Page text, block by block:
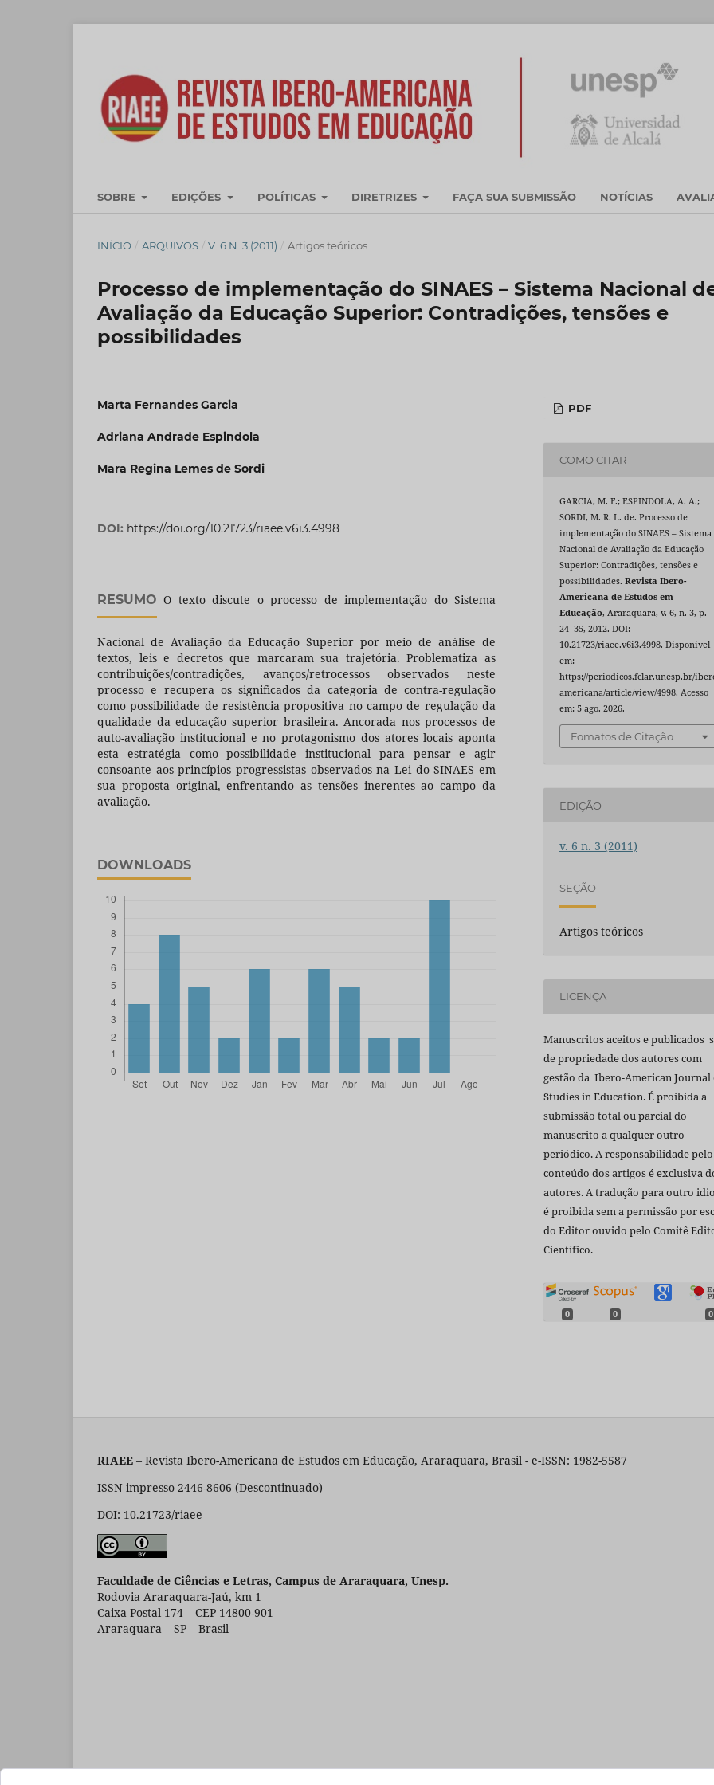
SOBRE EDIÇÕES POLÍTICAS DIRETRIZES FAÇA SUA SUBMISSÃO NOTÍCIAS
INÍCIO / ARQUIVOS / V. 6 N. 3 (2011) / Artigos teóricos
Processo de implementação do SINAES – Sistema Nacional
Avaliação da Educação Superior: Contradições, tensões e
possibilidades
Marta Fernandes Garcia
Adriana Andrade Espindola
Mara Regina Lemes de Sordi
DOI: https://doi.org/10.21723/riaee.v6i3.4998
RESUMO O texto discute o processo de implementação do Sistema
Nacional de Avaliação da Educação Superior por meio de análise de
textos, leis e decretos que marcaram sua trajetória. Problematiza as
contribuições/contradições, avanços/retrocessos observados neste
processo e recupera os significados da categoria de contra-regulação
como possibilidade de resistência propositiva no campo de regulação da
qualidade da educação superior brasileira. Ancorada nos processos de
auto-avaliação institucional e no protagonismo dos atores locais aponta
esta estratégia como possibilidade institucional para pensar e agir
consoante aos princípios progressistas observados na Lei do SINAES em
sua proposta original, enfrentando as tensões inerentes ao campo da
avaliação.
DOWNLOADS
PDF
COMO CITAR
GARCIA, M. F.; ESPINDOLA, A. A.;
SORDI, M. R. L. de. Processo de
implementação do SINAES – Sistema
Nacional de Avaliação da Educação
Superior: Contradições, tensões e
possibilidades.Revista Ibero-
Americana de Estudos em
Educação, Araraquara, v. 6, n. 3, p.
24–35, 2012. DOI:
10.21723/riaee.v6i3.4998. Disponível
em:
https://periodicos.fclar.unesp.br/
americana/article/view/4998. Acesso
em: 5 ago. 2026.
Fomatos de Citação
EDIÇÃO
v. 6 n. 3 (2011)
SEÇÃO
Artigos teóricos
LICENÇA
Manuscritos aceitos e publicados
de propriedade dos autores com
gestão da Ibero-American Journal
Studies in Education. É proibida a
submissão total ou parcial do
manuscrito a qualquer outro
periódico. A responsabilidade pelo
conteúdo dos artigos é exclusiva
autores. A tradução para outro
é proibida sem a permissão por
do Editor ouvido pelo Comitê
Científico.
0 0 0
RIAEE – Revista Ibero-Americana de Estudos em Educação, Araraquara, Brasil - e-ISSN: 1982-5587
ISSN impresso 2446-8606 (Descontinuado)
DOI: 10.21723/riaee
Faculdade de Ciências e Letras, Campus de Araraquara, Unesp.
Rodovia Araraquara-Jaú, km 1
Caixa Postal 174 – CEP 14800-901
Araraquara – SP – Brasil